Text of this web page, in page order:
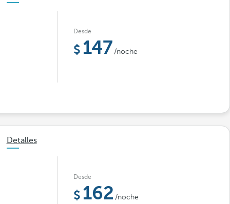
Desde
147 /noche
Detalles
Desde
162 /noche